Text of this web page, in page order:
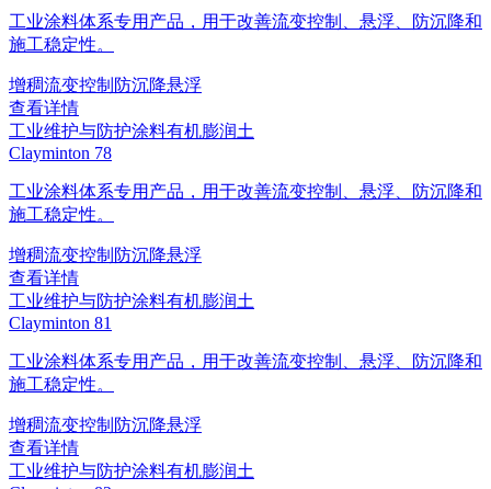
工业涂料体系专用产品，用于改善流变控制、悬浮、防沉降和
施工稳定性。
增稠流变控制 防沉降悬浮
查看详情
工业维护与防护涂料有机膨润土
Clayminton 78
工业涂料体系专用产品，用于改善流变控制、悬浮、防沉降和
施工稳定性。
增稠流变控制 防沉降悬浮
查看详情
工业维护与防护涂料有机膨润土
Clayminton 81
工业涂料体系专用产品，用于改善流变控制、悬浮、防沉降和
施工稳定性。
增稠流变控制 防沉降悬浮
查看详情
工业维护与防护涂料有机膨润土